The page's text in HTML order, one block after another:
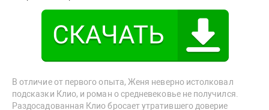
В отличие от первого опыта, Женя неверно истолковал
подсказки Клио, и роман о средневековье не получился.
Раздосадованная Клио бросает утратившего доверие